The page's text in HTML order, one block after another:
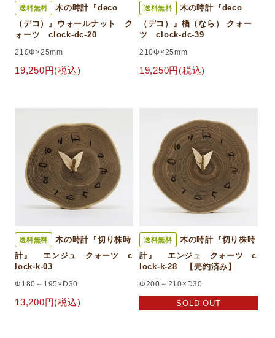
送料無料
木の時計『deco
（デコ）』ウォールナット ク
ォーツ clock-dc-20
210Φ×25mm
19,250円(税込)
送料無料
木の時計『deco
（デコ）』楢（なら） クォー
ツ clock-dc-39
210Φ×25mm
19,250円(税込)
送料無料
木の時計『切り株時
計』 エンジュ クォーツ c
lock-k-03
Φ180～195×D30
13,200円(税込)
送料無料
木の時計『切り株時
計』 エンジュ クォーツ c
lock-k-28 【売約済み】
Φ200～210×D30
SOLD OUT